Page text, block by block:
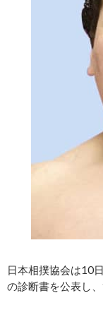
日本相撲協会は10
の診断書を公表し